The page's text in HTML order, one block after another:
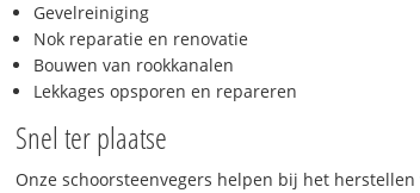
Gevelreiniging
Nok reparatie en renovatie
Bouwen van rookkanalen
Lekkages opsporen en repareren
Snel ter plaatse
Onze schoorsteenvegers helpen bij het herstellen